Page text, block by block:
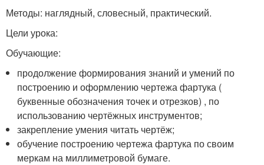
Методы: наглядный, словесный, практический.
Цели урока:
Обучающие:
продолжение формирования знаний и умений по
построению и оформлению чертежа фартука (
буквенные обозначения точек и отрезков) , по
использованию чертёжных инструментов;
закрепление умения читать чертёж;
обучение построению чертежа фартука по своим
меркам на миллиметровой бумаге.